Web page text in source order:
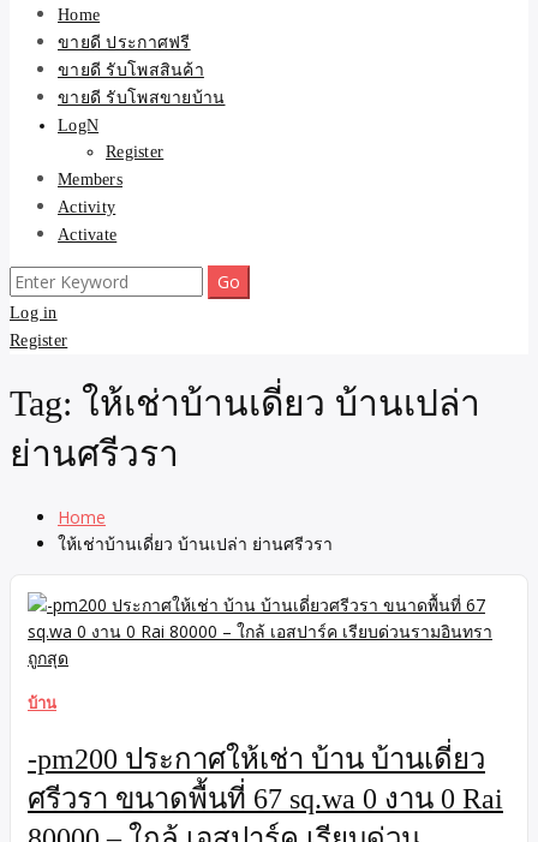
Home
ขายดี ประกาศฟรี
ขายดี รับโพสสินค้า
ขายดี รับโพสขายบ้าน
LogN
Register
Members
Activity
Activate
Search
for:
Log in
Register
Tag: ให้เช่าบ้านเดี่ยว บ้านเปล่า
ย่านศรีวรา
Home
ให้เช่าบ้านเดี่ยว บ้านเปล่า ย่านศรีวรา
บ้าน
-pm200 ประกาศให้เช่า บ้าน บ้านเดี่ยว
ศรีวรา ขนาดพื้นที่ 67 sq.wa 0 งาน 0 Rai